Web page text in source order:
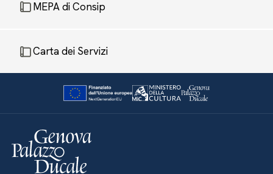
MEPA di Consip
Carta dei Servizi